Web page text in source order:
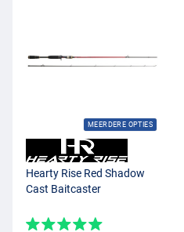
MEERDERE OPTIES
Hearty Rise Red Shadow
Cast Baitcaster